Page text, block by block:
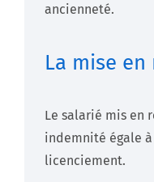
ancienneté.
La mise
Le salarié mis en
indemnité égale
licenciement.